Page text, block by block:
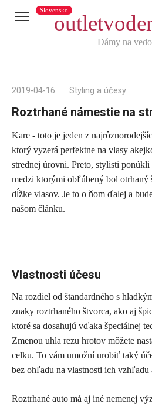
Slovensko
Dámy na
2019-04-16 Styling a účesy
Roztrhané námestie na
Kare - toto je jeden z
ktorý vyzerá perfektne na vlasy
strednej úrovni. Preto, stylisti
medzi ktorými obľúbený bol otrhaný
dĺžke vlasov. Je to o ňom ďalej a
našom článku.
Vlastnosti účesu
Na rozdiel od štandardného s
znaky roztrhaného štvorca, ako aj
ktoré sa dosahujú vďaka špeciálnej
Zmenou uhla rezu hrotov môžete
celku. To vám umožní urobiť taký
bez ohľadu na vlastnosti ich vzhľadu
Roztrhané auto má aj iné nemenej
Telegram
reddit
Tumblr